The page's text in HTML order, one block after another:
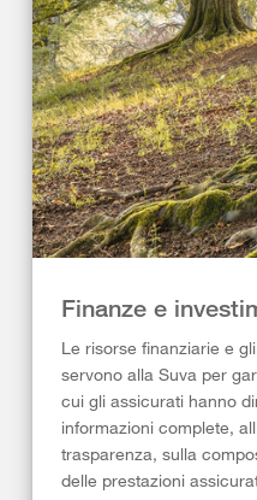
Finanze e
Le risorse finanziarie e
servono alla Suva per
cui gli assicurati hanno
informazioni complete,
trasparenza, sulla
delle prestazioni